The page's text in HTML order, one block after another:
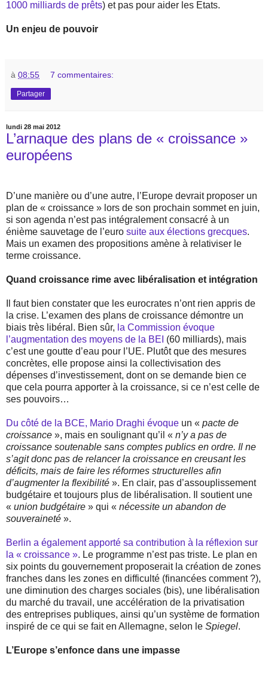
1000 milliards de prêts) et pas pour aider les Etats.
Un enjeu de pouvoir
à 08:55 7 commentaires:
Partager
lundi 28 mai 2012
L’arnaque des plans de « croissance »
européens
D’une manière ou d’une autre, l’Europe devrait proposer un
plan de « croissance » lors de son prochain sommet en juin,
si son agenda n’est pas intégralement consacré à un
énième sauvetage de l’euro suite aux élections grecques.
Mais un examen des propositions amène à relativiser le
terme croissance.
Quand croissance rime avec libéralisation et intégration
Il faut bien constater que les eurocrates n’ont rien appris de
la crise. L’examen des plans de croissance démontre un
biais très libéral. Bien sûr, la Commission évoque
l’augmentation des moyens de la BEI (60 milliards), mais
c’est une goutte d’eau pour l’UE. Plutôt que des mesures
concrètes, elle propose ainsi la collectivisation des
dépenses d’investissement, dont on se demande bien ce
que cela pourra apporter à la croissance, si ce n’est celle de
ses pouvoirs…
Du côté de la BCE, Mario Draghi évoque un « pacte de
croissance », mais en soulignant qu’il « n’y a pas de
croissance soutenable sans comptes publics en ordre. Il ne
s’agit donc pas de relancer la croissance en creusant les
déficits, mais de faire les réformes structurelles afin
d’augmenter la flexibilité ». En clair, pas d’assouplissement
budgétaire et toujours plus de libéralisation. Il soutient une
« union budgétaire » qui « nécessite un abandon de
souveraineté ».
Berlin a également apporté sa contribution à la réflexion sur
la « croissance ». Le programme n’est pas triste. Le plan en
six points du gouvernement proposerait la création de zones
franches dans les zones en difficulté (financées comment ?),
une diminution des charges sociales (bis), une libéralisation
du marché du travail, une accélération de la privatisation
des entreprises publiques, ainsi qu’un système de formation
inspiré de ce qui se fait en Allemagne, selon le Spiegel.
L’Europe s’enfonce dans une impasse